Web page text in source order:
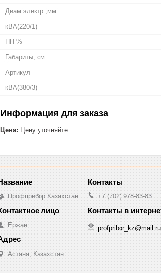
Диам.электр.,мм
кВА(220/1)
ПН %
Габариты, см
Артикул
кВА(380/3)
Информация для заказа
Цена: Цену уточняйте
Профприбор Казахстан
Ержан
Астана, Казахстан
+7 (702) 978-83-83
profpribor_kz@mail.ru